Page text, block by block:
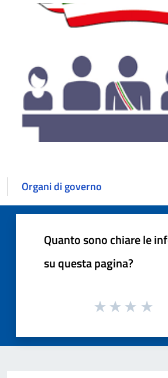
Organi di governo
Quanto sono chiare le
su questa pagina?